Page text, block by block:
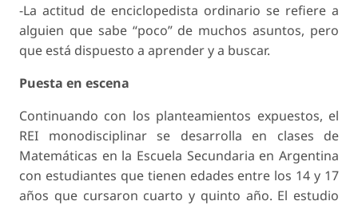
-La actitud de enciclopedista ordinario se refiere a
alguien que sabe “poco” de muchos asuntos, pero
que está dispuesto a aprender y a buscar.
Puesta en escena
Continuando con los planteamientos expuestos, el
REI monodisciplinar se desarrolla en clases de
Matemáticas en la Escuela Secundaria en Argentina
con estudiantes que tienen edades entre los 14 y 17
años que cursaron cuarto y quinto año. El estudio